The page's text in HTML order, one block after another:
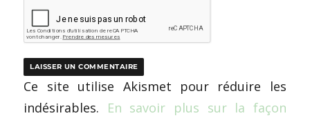
Ce site utilise Akismet pour réduire les
indésirables. En savoir plus sur la façon